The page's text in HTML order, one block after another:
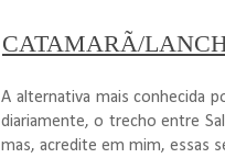
CATAMARÃ/
A alternativa mais conhecida
diariamente, o trecho entre
mas, acredite em mim, essas